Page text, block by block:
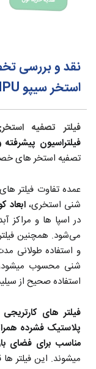
نقد و بررسی
استخر سیپو CIPU مدل CF16A
فیلتر تصفیه استخر
فیلتراسیون
تصفیه استخر های
عمده تفاوت فیلتر
شنی استخری، ابعاد
در اسپا ها و مراکز
می‌شود. همچنین
و استفاده طولانی
شنی محسوب میشود،
استفاده صحیح از
مناسب برای فضای